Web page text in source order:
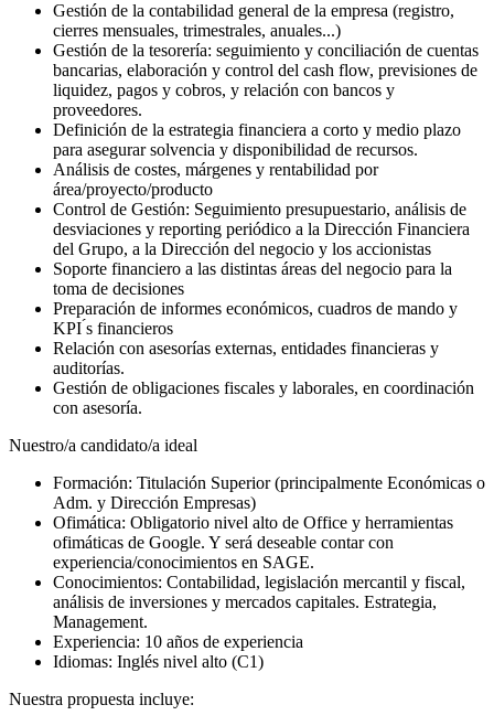
Gestión de la contabilidad general de la empresa (registro,
cierres mensuales, trimestrales, anuales...)
Gestión de la tesorería: seguimiento y conciliación de cuentas
bancarias, elaboración y control del cash flow, previsiones de
liquidez, pagos y cobros, y relación con bancos y
proveedores.
Definición de la estrategia financiera a corto y medio plazo
para asegurar solvencia y disponibilidad de recursos.
Análisis de costes, márgenes y rentabilidad por
área/proyecto/producto
Control de Gestión: Seguimiento presupuestario, análisis de
desviaciones y reporting periódico a la Dirección Financiera
del Grupo, a la Dirección del negocio y los accionistas
Soporte financiero a las distintas áreas del negocio para la
toma de decisiones
Preparación de informes económicos, cuadros de mando y
KPI ́s financieros
Relación con asesorías externas, entidades financieras y
auditorías.
Gestión de obligaciones fiscales y laborales, en coordinación
con asesoría.
Nuestro/a candidato/a ideal
Formación: Titulación Superior (principalmente Económicas o
Adm. y Dirección Empresas)
Ofimática: Obligatorio nivel alto de Office y herramientas
ofimáticas de Google. Y será deseable contar con
experiencia/conocimientos en SAGE.
Conocimientos: Contabilidad, legislación mercantil y fiscal,
análisis de inversiones y mercados capitales. Estrategia,
Management.
Experiencia: 10 años de experiencia
Idiomas: Inglés nivel alto (C1)
Nuestra propuesta incluye: